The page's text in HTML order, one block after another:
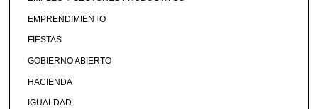
EMPRENDIMIENTO
FIESTAS
GOBIERNO ABIERTO
HACIENDA
IGUALDAD